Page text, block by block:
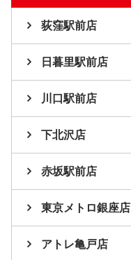
荻窪駅前店
日暮里駅前店
川口駅前店
下北沢店
赤坂駅前店
東京メトロ銀座店
アトレ亀戸店